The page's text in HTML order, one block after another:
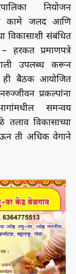
नियोजन
कामे जलद आणि
विकासाशी संबंधित
हरकत प्रमाणपत्रे
उपलब्ध करून
ही बैठक आयोजित
प्रकल्पांना
समन्वय
तलाव विकासाच्या
ती अधिक वेगाने